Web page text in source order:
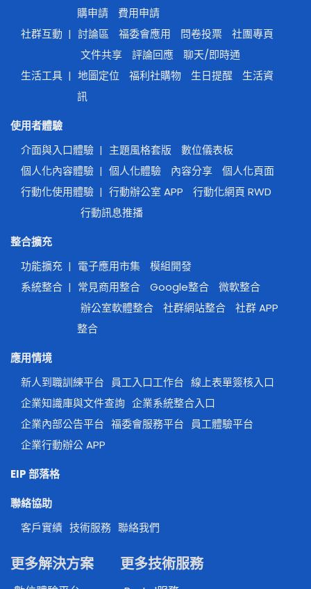
購申請
費用申請
社群互動 | 討論區 福委會應用 問卷投票
社團專頁
文件共享
評論回應
聊天/即時通
生活工具 | 地圖定位 福利社購物 生日提醒
生活資
訊
使用者體驗
介面與入口體驗 | 主題風格套版
數位儀表板
個人化內容體驗 | 個人化體驗 內容分享
個人化頁面
行動化使用體驗 | 行動辦公室 APP
行動化網頁 RWD
行動訊息推播
整合擴充
功能擴充 | 電子應用市集
模組開發
系統整合 | 常見商用整合 Google整合
微軟整合
辦公室軟體整合
社群網站整合
社群 APP
整合
應用情境
新人到職訓練平台
員工入口工作台 線上表單簽核入口
企業知識庫與文件查詢 企業系統整合入口
企業內部公告平台 福委會服務平台
員工體驗平台
企業行動辦公 APP
EIP 部落格
聯絡協助
客戶實績 技術服務 聯絡我們
更多解決方案 更多技術服務